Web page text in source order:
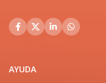
AYUDA